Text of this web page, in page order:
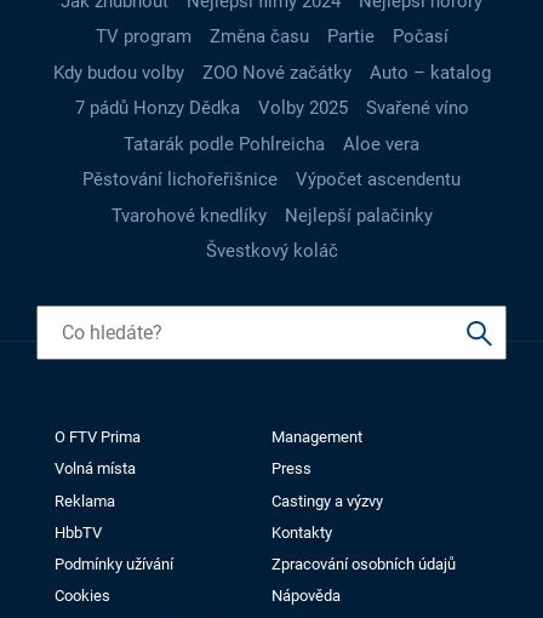
TV program
Změna času Partie
Počasí
Kdy budou volby
ZOO Nové začátky
Auto – katalog
7 pádů Honzy Dědka
Volby 2025
Svařené víno
Tatarák podle Pohlreicha
Aloe vera
Pěstování lichořeřišnice
Výpočet ascendentu
Tvarohové knedlíky
Nejlepší palačinky
Švestkový koláč
O FTV Prima
Management
Volná místa
Press
Reklama
Castingy a výzvy
HbbTV
Kontakty
Podmínky užívání
Zpracování osobních údajů
Cookies
Nápověda